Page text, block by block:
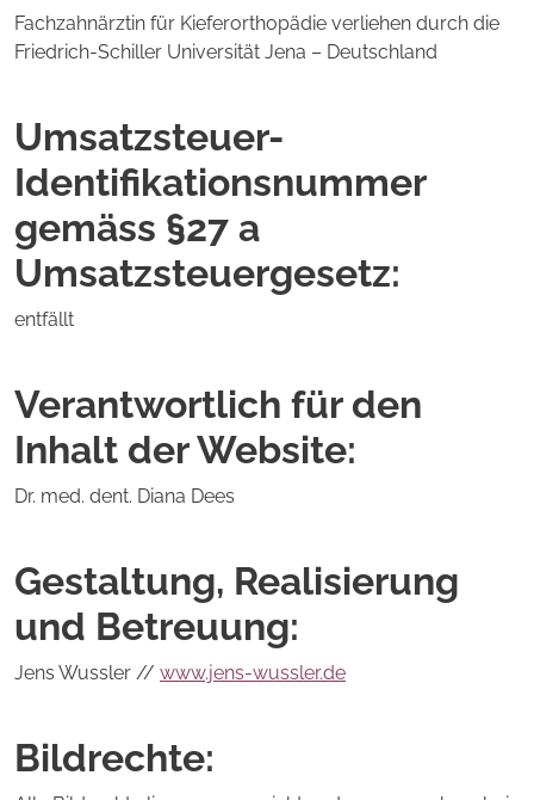
Fachzahnärztin für Kieferorthopädie verliehen durch die
Friedrich-Schiller Universität Jena – Deutschland
Umsatzsteuer-
Identifikationsnummer
gemäss §27 a
Umsatzsteuergesetz:
entfällt
Verantwortlich für den
Inhalt der Website:
Dr. med. dent. Diana Dees
Gestaltung, Realisierung
und Betreuung:
Jens Wussler // www.jens-wussler.de
Bildrechte: